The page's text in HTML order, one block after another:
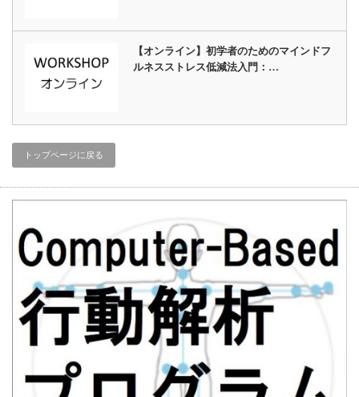
【オンライン】初学者のためのマインドフ
ルネスストレス低減法入門：…
トップページに戻る